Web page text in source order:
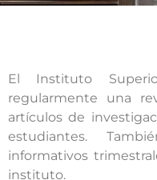
El Instituto
regularmente una
artículos de
estudiantes.
informativos
instituto.